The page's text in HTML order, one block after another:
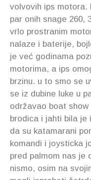
volvovih ips motora.
par onih snage 260,
vrlo prostranim
nalaze i baterije,
je već godinama
motorima, a ips
brzinu. u to smo se
se iz dubine luke u
održavao boat
brodica i jahti bila je
da su katamarani
komandi i joysticka
pred palmom nas je
nismo, osim na